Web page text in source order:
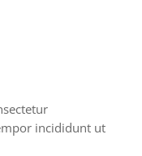
incididunt ut